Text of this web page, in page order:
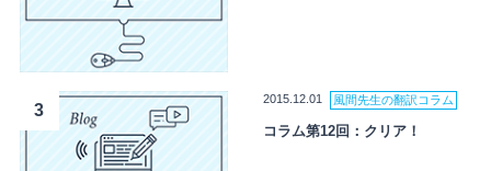
3
2015.12.01 風間先生の翻訳コラム
コラム第12回：クリア！